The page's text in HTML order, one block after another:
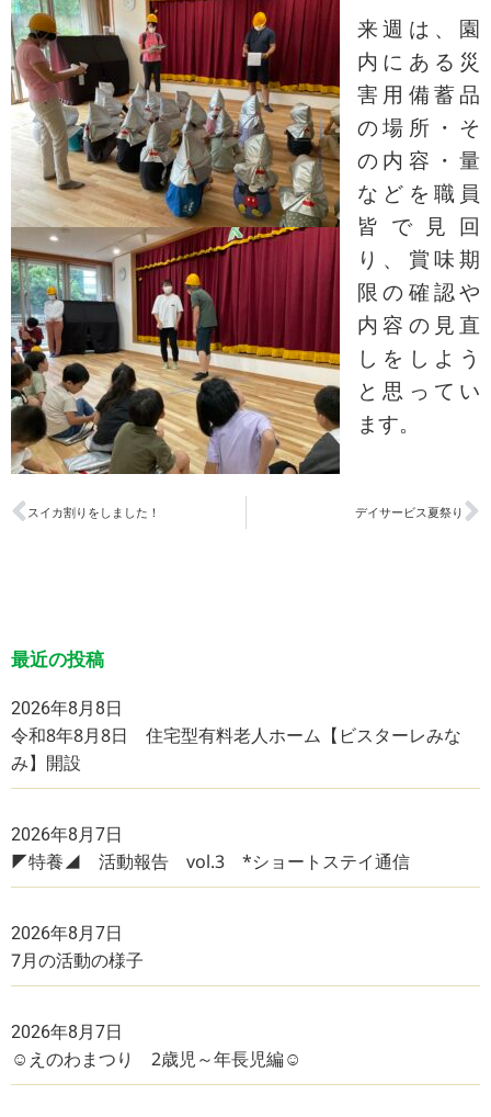
来週は、園
内にある災
害用備蓄品
の場所・そ
の内容・量
などを職員
皆で見回
り、賞味期
限の確認や
内容の見直
しをしよう
と思ってい
ます。
スイカ割りをしました！ デイサービス夏祭り
最近の投稿
2026年8月8日
令和8年8月8日 住宅型有料老人ホーム【ビスターレみな
み】開設
2026年8月7日
◤特養◢ 活動報告 vol.3 *ショートステイ通信
2026年8月7日
7月の活動の様子
2026年8月7日
☺えのわまつり 2歳児～年長児編☺